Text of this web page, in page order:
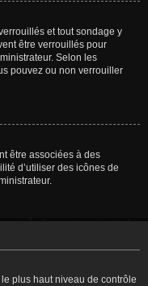
et tout sondage y
être verrouillés pour
Selon les
pouvez ou non verrouiller
être associées à des
d’utiliser des icônes de
plus haut niveau de contrôle